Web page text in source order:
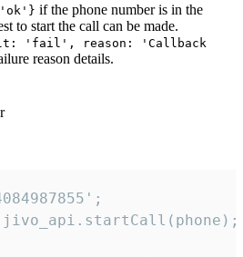
if the phone number is in the
to start the call can be made.
'fail', reason: 'Callback
reason details.